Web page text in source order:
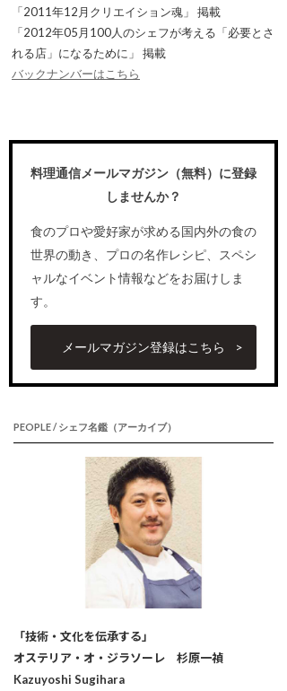
「2011年12月クリエイション魂」 掲載
「2012年05月100人のシェフが考える「必要とさ
れる店」になるために」 掲載
バックナンバーはこちら
料理通信メールマガジン（無料）に登録
しませんか？
食のプロや愛好家が求める国内外の食の
世界の動き、プロの名作レシピ、スペシ
ャルなイベント情報などをお届けしま
す。
メールマガジン登録はこちら
PEOPLE / シェフ名鑑（アーカイブ）
「技術・文化を伝承する」
オステリア・オ・ジラソーレ 杉原一禎
Kazuyoshi Sugihara